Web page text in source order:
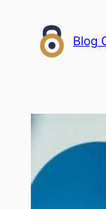
contenido
Blog